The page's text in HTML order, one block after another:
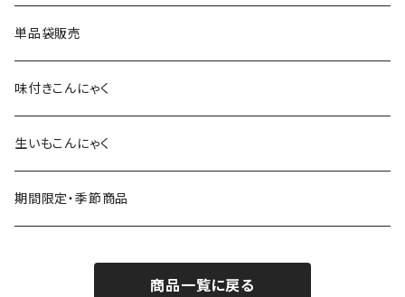
単品袋販売
味付きこんにゃく
生いもこんにゃく
期間限定・季節商品
商品一覧に戻る